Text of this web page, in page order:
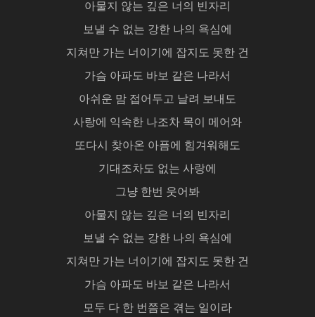
아물지 않는 깊은 너의 빈자리
보낼 수 없는 강한 나의 욕심에
지쳐만 가는 너이기에 잡지도 못한 건
가슴 아파도 바보 같은 나라서
아쉬운 맘 접어두고 날려 보내도
사랑에 익숙한 나조차 목이 메어와
또다시 찾아온 아픔에 힘겨워해도
기대조차도 없는 사랑에
그냥 한번 웃어봐
아물지 않는 깊은 너의 빈자리
보낼 수 없는 강한 나의 욕심에
지쳐만 가는 너이기에 잡지도 못한 건
가슴 아파도 바보 같은 나라서
모두 다 한 번쯤은 겪는 일이라